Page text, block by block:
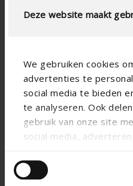
Deze website maakt
We gebruiken cookies
advertenties te
social media te bieden
te analyseren. Ook
gebruik van onze site
social media,
andere informatie die u
die ze hebben
LUCHTSTROOMBEREKENING
Fysische vrije doorlaat (%)
Lamelstap (mm)
technical.standaardgaastype
technical.ip_klasse
Inbouwdiepte (mm)